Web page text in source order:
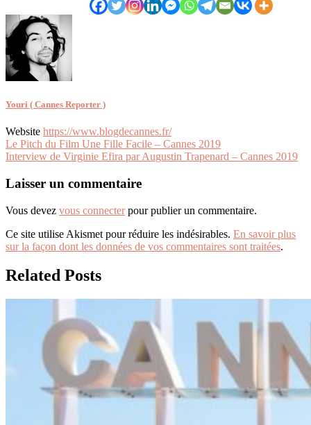
Youri ( Cannes Reporter )
Website https://www.blogdecannes.fr/
Navigation
de
l’article
Le Pitch du Film Une Fille Facile – Cannes 2019
Interview de Virginie Efira par Augustin Trapenard – Cannes 2019
Laisser un commentaire
Vous devez vous connecterpour publier un commentaire.
Ce site utilise Akismet pour réduire les indésirables. En savoir plus
sur la façon dont les données de vos commentaires sont traitées.
Related Posts